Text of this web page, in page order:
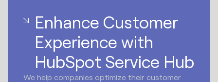
Enhance Customer
Experience with
HubSpot Service Hub
We help companies optimize their customer